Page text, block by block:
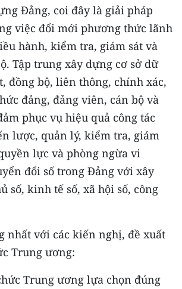
Đảng, coi đây là giải pháp
việc đổi mới phương thức lãnh
hành, kiểm tra, giám sát và
Tập trung xây dựng cơ sở dữ
đồng bộ, liên thông, chính xác,
đảng, đảng viên, cán bộ và
phục vụ hiệu quả công tác
lược, quản lý, kiểm tra, giám
lực và phòng ngừa vi
đổi số trong Đảng với xây
số, kinh tế số, xã hội số, công
nhất với các kiến nghị, đề xuất
Trung ương:
Trung ương lựa chọn đúng